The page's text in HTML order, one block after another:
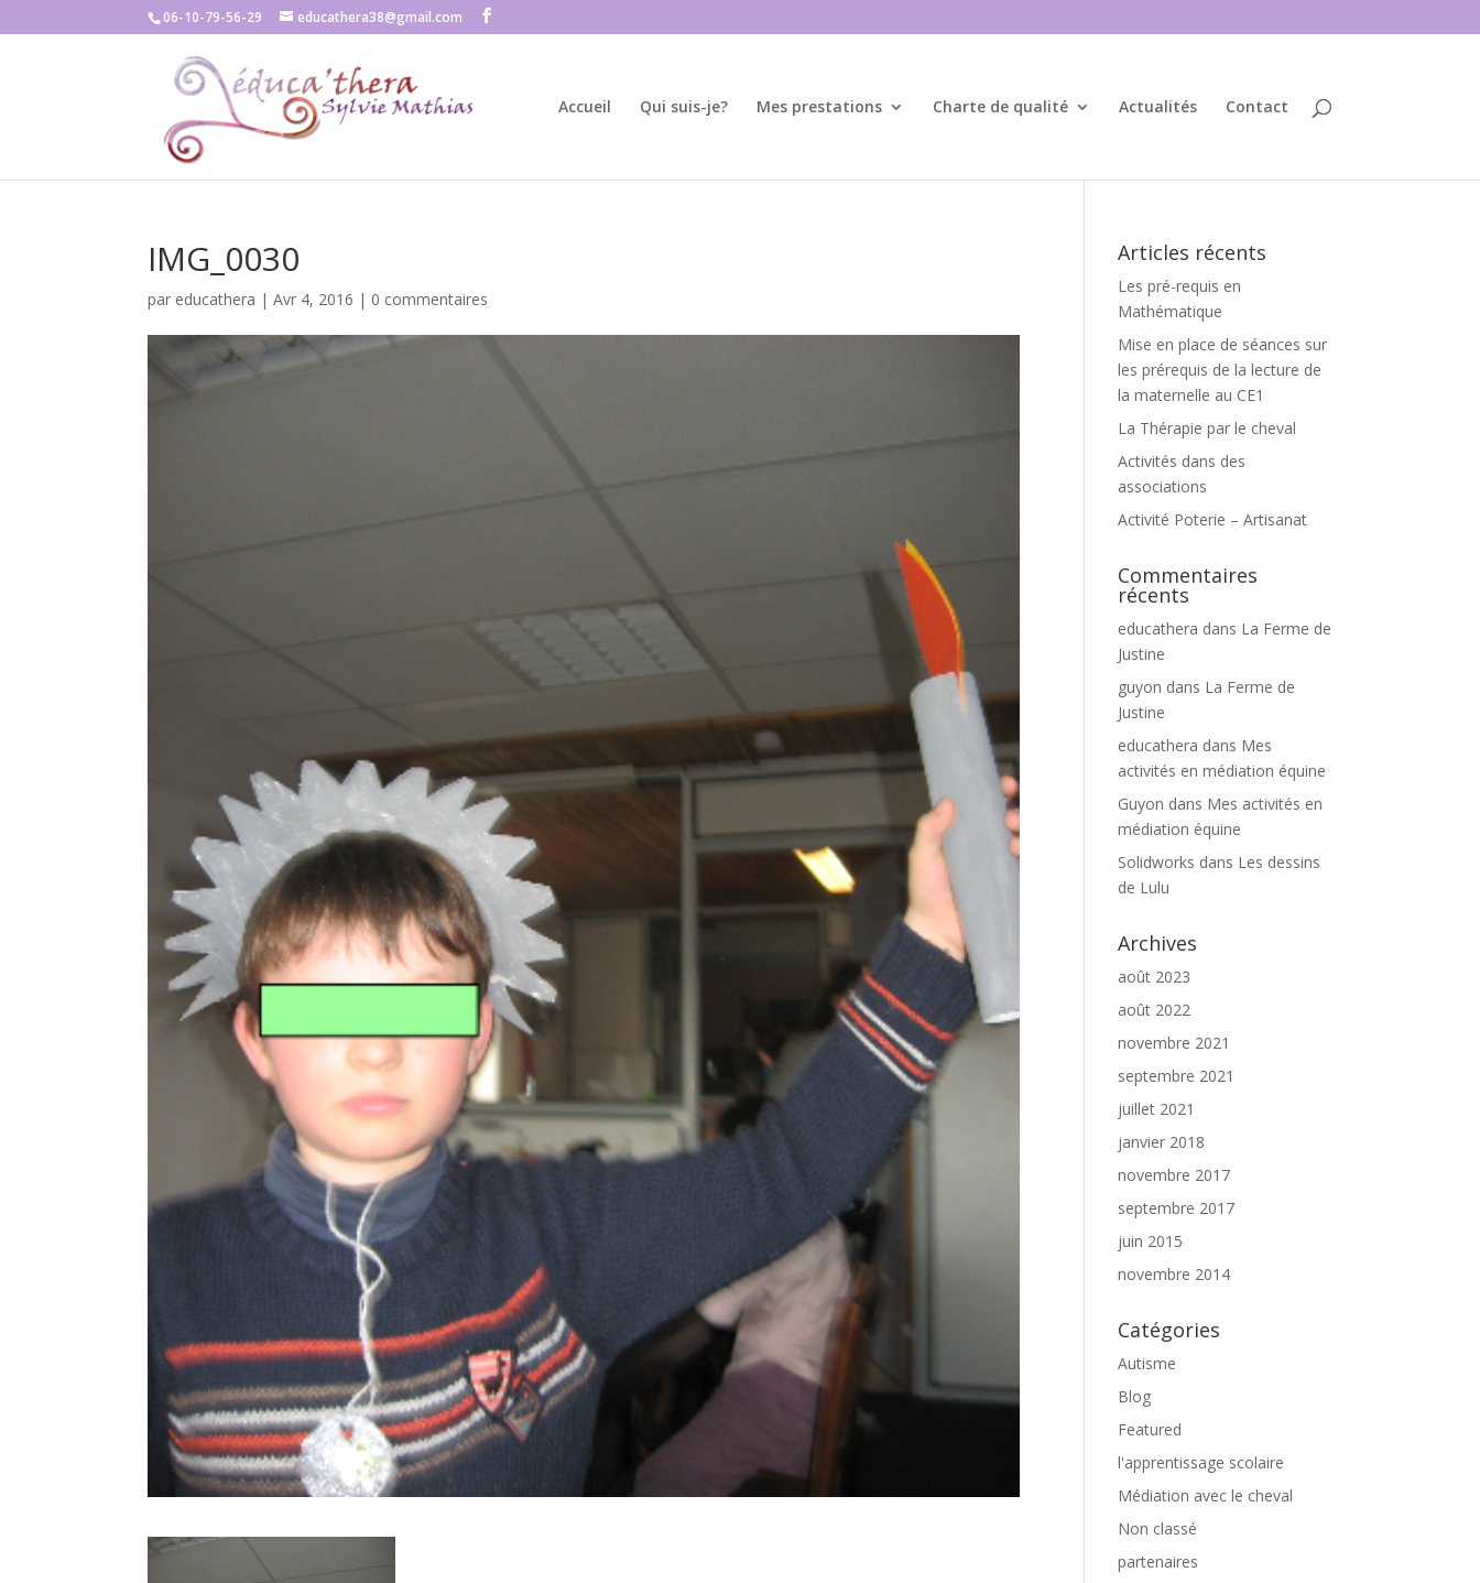
06-10-79-56-29 educathera38@gmail.com
Accueil Qui suis-je? Mes prestations Charte de qualité Actualités Contact
IMG_0030
par educathera |Avr 4, 2016 | 0 commentaires
Articles récents
Les pré-requis en
Mathématique
Mise en place de séances sur
les prérequis de la lecture de
la maternelle au CE1
La Thérapie par le cheval
Activités dans des
associations
Activité Poterie – Artisanat
Commentaires
récents
educathera dans La Ferme de
Justine
guyon dans La Ferme de
Justine
educathera dans Mes
activités en médiation équine
Guyon dans Mes activités en
médiation équine
Solidworks dans Les dessins
de Lulu
Archives
août 2023
août 2022
novembre 2021
septembre 2021
juillet 2021
janvier 2018
novembre 2017
septembre 2017
juin 2015
novembre 2014
Catégories
Autisme
Blog
Featured
l'apprentissage scolaire
Médiation avec le cheval
Non classé
partenaires